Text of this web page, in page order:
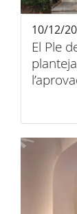
El Ple
10/12/